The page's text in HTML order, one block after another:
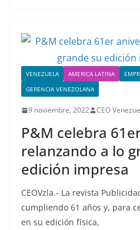
VENEZUELA AMERICA LATINA
GERENCIA VENEZOLANA
9 noviembre, 2022 CEO
P&M celebra
relanzando a lo
edición impresa
CEOVzla.- La revista
cumpliendo 61 años y, para
en su edición física,